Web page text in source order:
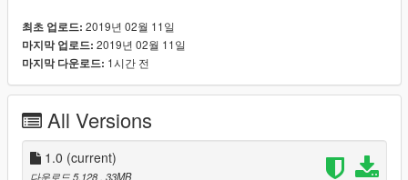
최초 업로드: 2019년 02월 11일
마지막 업로드: 2019년 02월 11일
마지막 다운로드: 1시간 전
All Versions
1.0 (current)
다운로드 5,128 , 33MB